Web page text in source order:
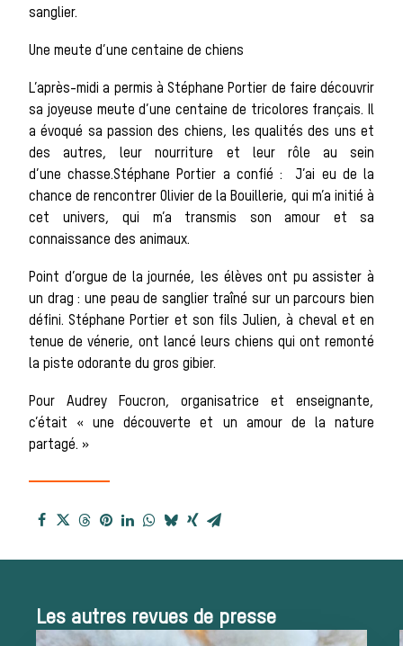
Chasser les
idées reçues
Bien-être
animal
Héritage
Histoire de la
chasse à
courre
Patrimoine
sanglier.
Une meute d’une centaine de chiens
L’après-midi a permis à Stéphane Portier de faire découvrir
sa joyeuse meute d’une centaine de tricolores français. Il
a évoqué sa passion des chiens, les qualités des uns et
des autres, leur nourriture et leur rôle au sein
d’une chasse.Stéphane Portier a confié : J’ai eu de la
chance de rencontrer Olivier de la Bouillerie, qui m’a initié à
cet univers, qui m’a transmis son amour et sa
connaissance des animaux.
Point d’orgue de la journée, les élèves ont pu assister à
un drag : une peau de sanglier traîné sur un parcours bien
défini. Stéphane Portier et son fils Julien, à cheval et en
tenue de vénerie, ont lancé leurs chiens qui ont remonté
la piste odorante du gros gibier.
Pour Audrey Foucron, organisatrice et enseignante,
c’était « une découverte et un amour de la nature
partagé. »
Les autres revues de presse